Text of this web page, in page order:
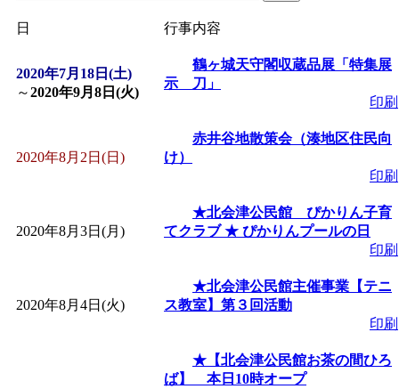
間：2026/07/09～
「皆鶴姫のこびる塾
」 受付期間：～
「子育て講座「ばん
2026/07/10～2026/08/
子育て交流広場「
間：2026/07/13～2026/
子育て交流広場「
日 行事内容
2020年7月18日(土)
～2020年9月8日(火)
鶴ヶ城天守閣収蔵品展「特集展
示 刀」
印刷
2020年8月2日(日)
赤井谷地散策会（湊地区住民向
け）
印刷
2020年8月3日(月)
★北会津公民館 ぴかりん子育
てクラブ ★ ぴかりんプールの日
印刷
2020年8月4日(火)
★北会津公民館主催事業【テニ
ス教室】第３回活動
印刷
★【北会津公民館お茶の間ひろ
ば】 本日10時オープ